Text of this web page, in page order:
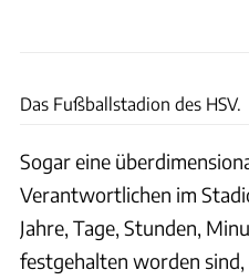
Das Fußballstadion des HSV.
Sogar eine
Verantwortlichen im
Jahre, Tage, Stunden,
festgehalten worden sind,